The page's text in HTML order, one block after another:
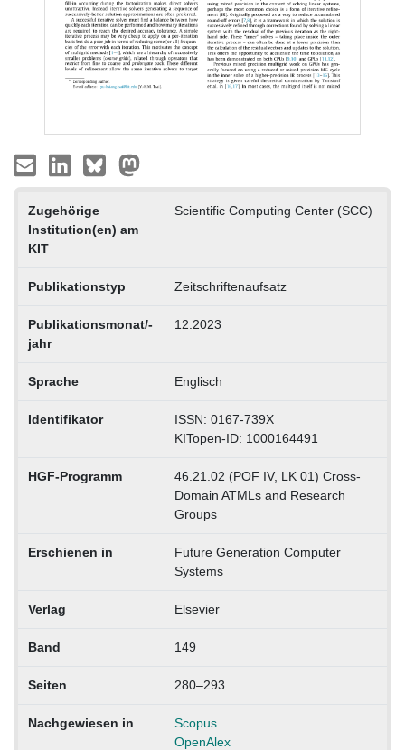
Zugehörige
Institution(en) am
KIT
Scientific Computing Center (SCC)
Publikationstyp Zeitschriftenaufsatz
Publikationsmonat/-
jahr
12.2023
Sprache Englisch
Identifikator
ISSN: 0167-739X
KITopen-ID: 1000164491
HGF-Programm
46.21.02 (POF IV, LK 01) Cross-
Domain ATMLs and Research
Groups
Erschienen in
Future Generation Computer
Systems
Verlag Elsevier
Band 149
Seiten 280–293
Nachgewiesen in
Scopus
OpenAlex